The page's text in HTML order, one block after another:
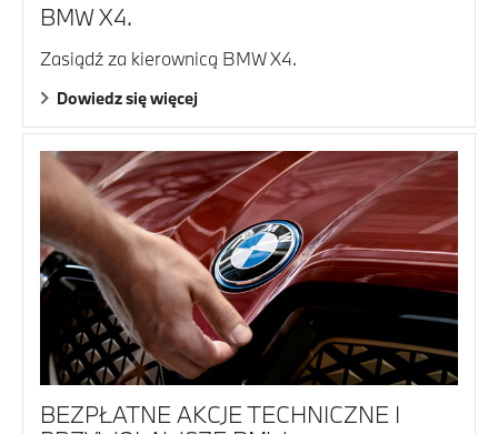
BMW X4.
Zasiądź za kierownicą BMW X4.
Dowiedz się więcej
BEZPŁATNE AKCJE TECHNICZNE I